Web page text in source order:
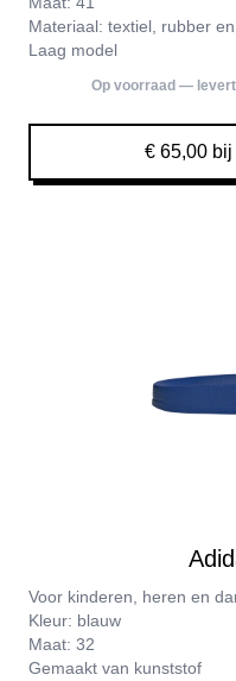
Materiaal: textiel, rubber
Laag model
Op voorraad —
€ 65,00 bij
Voor kinderen, heren en
Kleur: blauw
Maat: 32
Gemaakt van kunststof